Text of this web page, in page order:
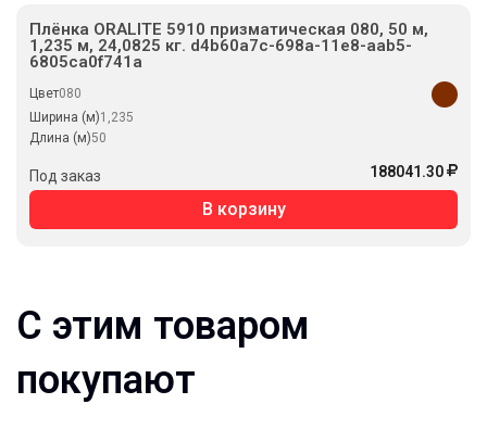
Плёнка ORALITE 5910 призматическая 080, 50 м,
1,235 м, 24,0825 кг. d4b60a7c-698a-11e8-aab5-
6805ca0f741a
Цвет080
Ширина (м)1,235
Длина (м)50
Под заказ 188041.30
В корзину
С этим товаром
покупают